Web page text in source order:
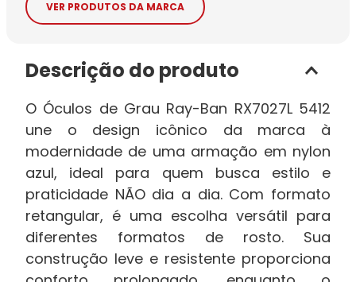
VER PRODUTOS DA MARCA
Descrição do produto
O Óculos de Grau Ray-Ban RX7027L 5412
une o design icônico da marca à
modernidade de uma armação em nylon
azul, ideal para quem busca estilo e
praticidade NÃO dia a dia. Com formato
retangular, é uma escolha versátil para
diferentes formatos de rosto. Sua
construção leve e resistente proporciona